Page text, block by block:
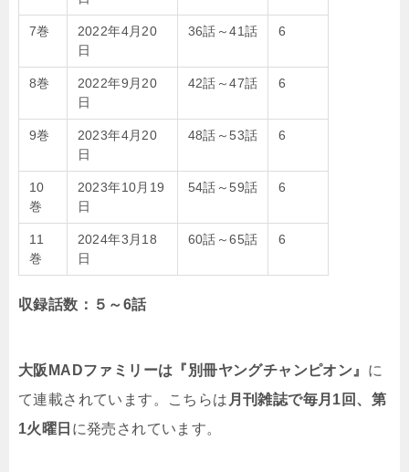
7巻
2022年4月20
日
36話～41話 6
8巻
2022年9月20
日
42話～47話 6
9巻
2023年4月20
日
48話～53話 6
10
巻
2023年10月19
日
54話～59話 6
11
巻
2024年3月18
日
60話～65話 6
収録話数：５～6話
大阪MADファミリーは『別冊ヤングチャンピオン』 に
て連載されています。こちらは 月刊雑誌で毎月1回、第
1火曜日 に発売されています。